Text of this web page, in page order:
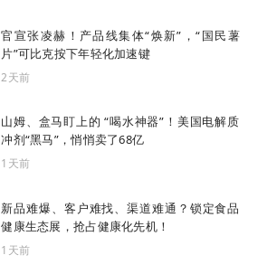
官宣张凌赫！产品线集体“焕新”，“国民薯
片”可比克按下年轻化加速键
2天前
山姆、盒马盯上的 “喝水神器”！美国电解质
冲剂“黑马”，悄悄卖了68亿
1天前
新品难爆、客户难找、渠道难通？锁定食品
健康生态展，抢占健康化先机！
1天前